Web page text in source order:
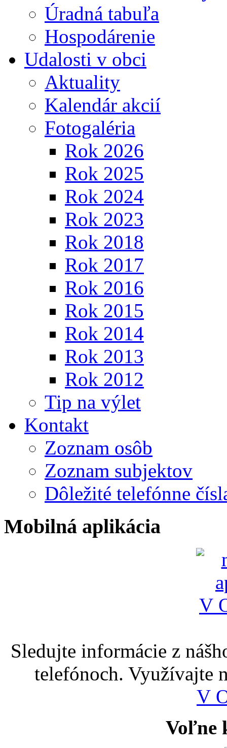
Úradná tabuľa
Hospodárenie
Udalosti v obci
Aktuality
Kalendár akcií
Fotogaléria
Rok 2026
Rok 2025
Rok 2024
Rok 2023
Rok 2018
Rok 2017
Rok 2016
Rok 2015
Rok 2014
Rok 2013
Rok 2012
Tip na výlet
Kontakt
Zoznam osôb
Zoznam subjektov
Dôležité telefónne
Mobilná aplikácia
Sledujte informácie z
telefónoch. Využívajte
V
Voľne